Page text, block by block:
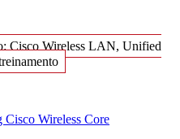
Cisco Wireless LAN, Unified
Cisco Wireless Core